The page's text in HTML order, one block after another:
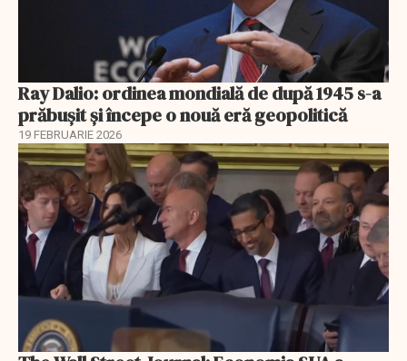
Ray Dalio: ordinea mondială de după 1945 s-a
prăbușit și începe o nouă eră geopolitică
19 FEBRUARIE 2026